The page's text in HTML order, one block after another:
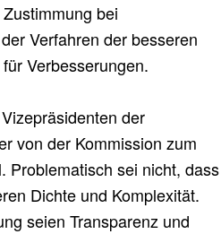
bei
Verfahren der besseren
Verbesserungen.
der
von der Kommission zum
Problematisch sei nicht, dass
Dichte und Komplexität.
seien Transparenz und